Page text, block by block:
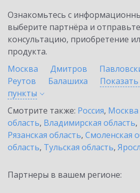
Ознакомьтесь с
выберите партнёра и
консультацию, приобретение
продукта.
Москва
Дмитров
Реутов
Балашиха
пункты
Смотрите также: Россия, Москва
область, Владимирская область,
Рязанская область, Смоленская
область, Тульская область,
Партнеры в вашем регионе: